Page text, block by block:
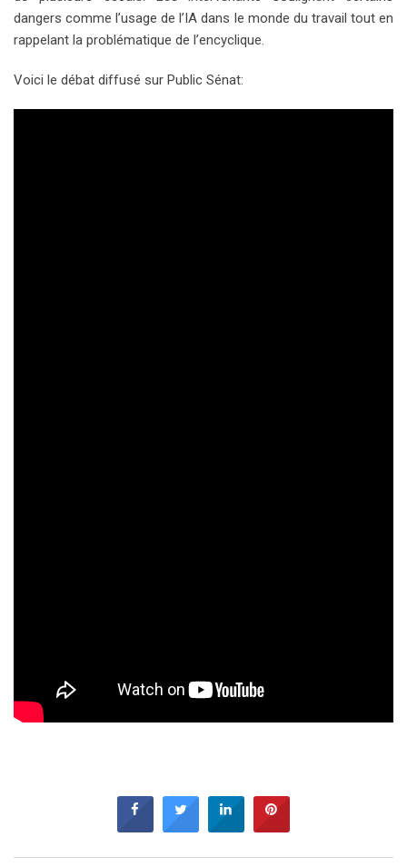
dangers comme l’usage de l’IA dans le monde du travail tout en
rappelant la problématique de l’encyclique.
Voici le débat diffusé sur Public Sénat: